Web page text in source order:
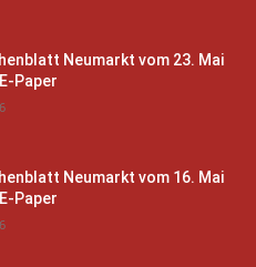
Neumarkt vom 23. Mai
Paper
Neumarkt vom 16. Mai
Paper